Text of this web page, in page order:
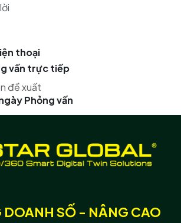
thoại
vấn trực tiếp
đề xuất
Phỏng vấn
DOANH SỐ - NÂNG CAO